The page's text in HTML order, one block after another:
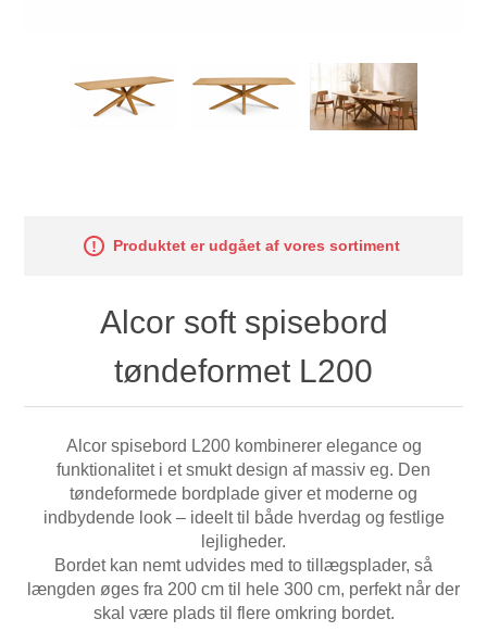
Produktet er udgået af vores sortiment
Alcor soft spisebord
tøndeformet L200
Alcor spisebord L200 kombinerer elegance og
funktionalitet i et smukt design af massiv eg. Den
tøndeformede bordplade giver et moderne og
indbydende look – ideelt til både hverdag og festlige
lejligheder.
Bordet kan nemt udvides med to tillægsplader, så
længden øges fra 200 cm til hele 300 cm, perfekt når der
skal være plads til flere omkring bordet.